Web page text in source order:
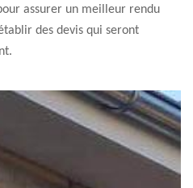
assurer un meilleur rendu
des devis qui seront